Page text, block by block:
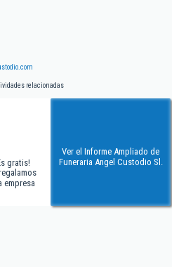
relacionadas
gratis!
empresa
Ver el Informe Ampliado de
Funeraria Angel Custodio Sl.